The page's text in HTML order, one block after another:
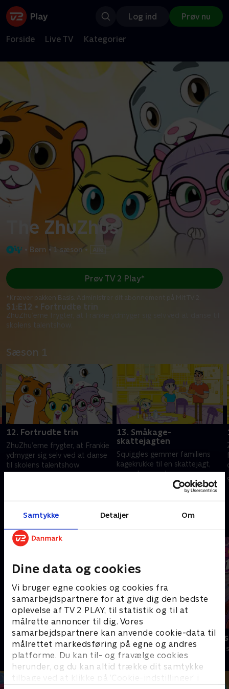
Samtykke Detaljer Om
Dine data og cookies
Vi bruger egne cookies og cookies fra
samarbejdspartnere for at give dig den bedste
oplevelse af TV 2 PLAY, til statistik og til at
målrette annoncer til dig. Vores
samarbejdspartnere kan anvende cookie-data til
målrettet markedsføring på egne og andres
platforme. Du kan til- og fravælge cookies
herunder, og du kan altid trække dit samtykke
tilbage ved at klikke på ’Cookie-indstillinger’ i
Log ind Prøv nu
Forside Live TV Kategorier
The ZhuZhus
• Børn • 1 sæson •
S1:E12 • Fortrudte trin
ZhuZhu’erne frygter, at Frankie ydmyger sig selv ved at danse til
skolens talentshow.
Prøv TV 2 Play*
*Kræver pakken Basis. Administrer dit abonnement på Mit TV 2.
Sæson 1
12. Fortrudte trin
ZhuZhu’erne frygter, at Frankie
ydmyger sig selv ved at danse
til skolens talentshow.
13. Småkage-
skattejagten
Squiggles gemmer familiens
kagekrukke til en skattejagt,
men glemmer hvor.
9. december 2023 • 21 min
Andre så også
Miraculous
Børneserier • 3 sæsoner
Totally Spies
Børneserier • 2